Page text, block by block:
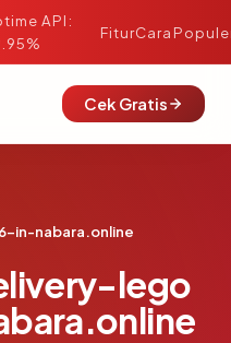
API:
FiturCara
Cek Gratis
in-nabara.online
lego